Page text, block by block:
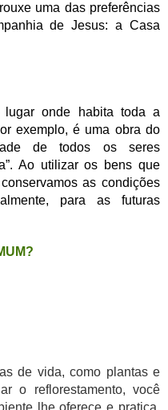
uma das preferências
de Jesus: a Casa
onde habita toda a
exemplo, é uma obra do
de todos os seres
Ao utilizar os bens que
as condições
para as futuras
de vida, como plantas e
o reflorestamento, você